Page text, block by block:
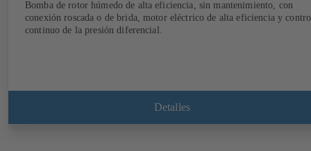
Bomba de rotor húmedo de alta eficiencia, sin mantenimiento, con
conexión roscada o de brida, motor eléctrico de alta eficiencia y
continuo de la presión diferencial.
Detalles